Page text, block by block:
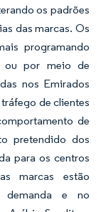
os padrões
das marcas. Os
programando
ou por meio de
nos Emirados
de clientes
de
pretendido dos
para os centros
marcas estão
demanda e no